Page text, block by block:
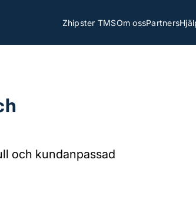
Zhipster TMSOm ossPartners
och kundanpassad